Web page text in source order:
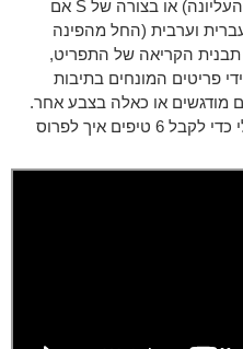
בלעז, (כלומר מהפינה השמלית העליונה) או בצורה של S אם
וערבית (החל מהפינה
הקריאה של התפריט,
פריטים המונחים בתיבות
מודגשים או כאלה בצבע אחר.
צפו בינתיים בסרטון של ווילסון לי כדי לקבל 6 טיפים איך לפרוס